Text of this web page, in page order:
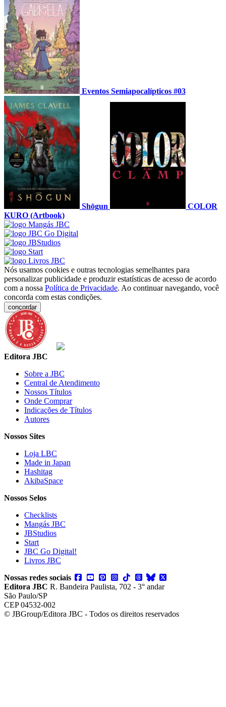
Eventos Semiapocalípticos #03
Shōgun
COLOR
KURO (Artbook)
Nós usamos cookies e outras tecnologias semelhantes para
personalizar publicidade e produzir estatísticas de acesso de acordo
com a nossa Política de Privacidade. Ao continuar navegando, você
concorda com estas condições.
concordar
Editora JBC
Sobre a JBC
Central de Atendimento
Nossos Títulos
Onde Comprar
Indicações de Títulos
Autores
Nossos Sites
Loja LBC
Made in Japan
Hashitag
AkibaSpace
Nossos Selos
Checklists
Mangás JBC
JBStudios
Start
JBC Go Digital!
Livros JBC
Nossas redes sociais
Editora JBC R. Bandeira Paulista, 702 - 3° andar
São Paulo/SP
CEP 04532-002
© JBGroup/Editora JBC - Todos os direitos reservados